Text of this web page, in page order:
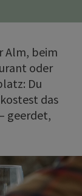
Alm, beim
oder
Du
das
geerdet,